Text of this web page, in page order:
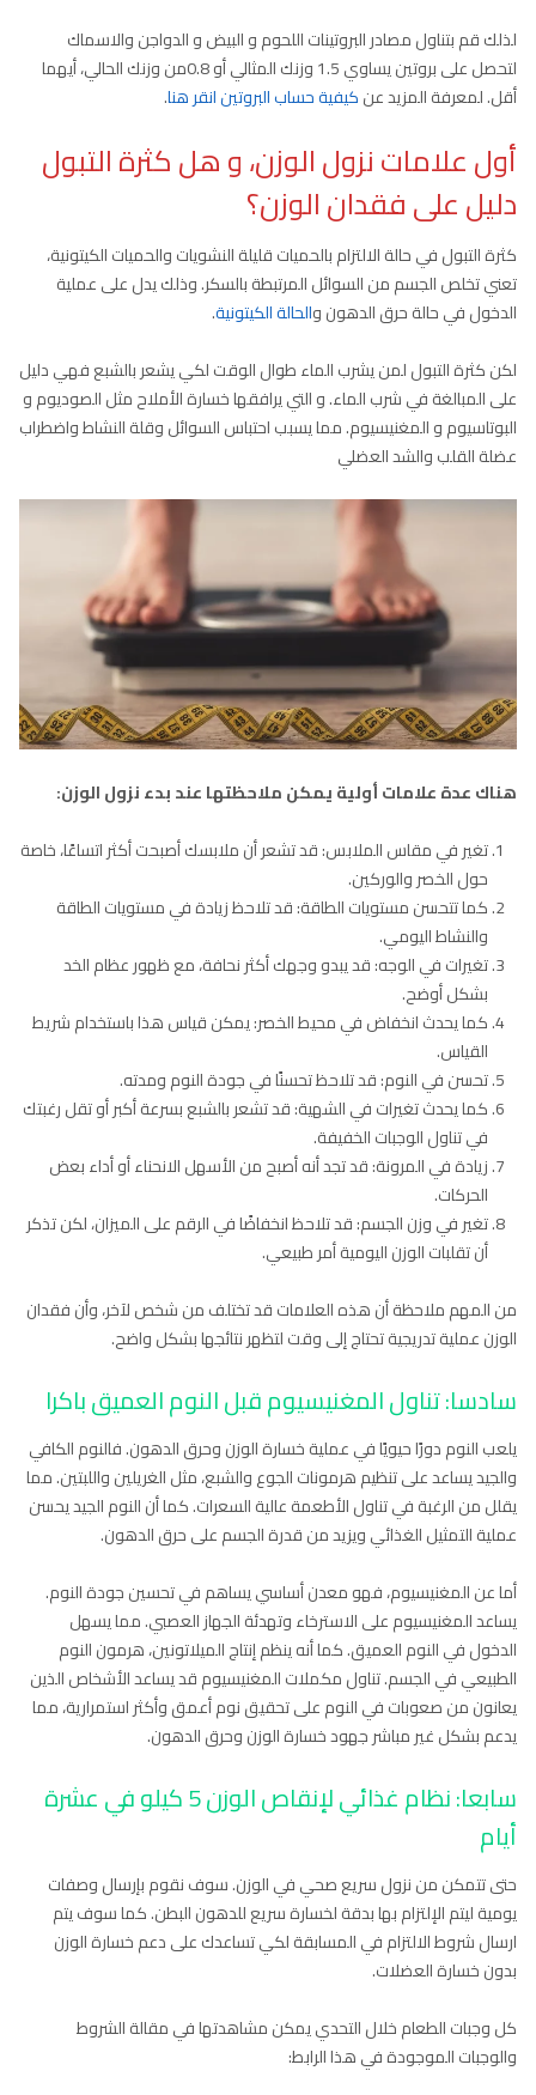
لذلك قم بتناول مصادر البروتينات اللحوم و البيض و الدواجن والاسماك
لتحصل على بروتين يساوي 1.5 وزنك المثالي أو 0.8من وزنك الحالي، أيهما
أقل. لمعرفة المزيد عنكيفية حساب البروتين انقر هنا.
أول علامات نزول الوزن، و هل كثرة التبول
دليل على فقدان الوزن؟
كثرة التبول في حالة الالتزام بالحميات قليلة النشويات والحميات الكيتونية،
تعني تخلص الجسم من السوائل المرتبطة بالسكر. وذلك يدل على عملية
الدخول في حالة حرق الدهون والحالة الكيتونية.
لكن كثرة التبول لمن يشرب الماء طوال الوقت لكي يشعر بالشبع فهي دليل
على المبالغة في شرب الماء. و التي يرافقها خسارة الأملاح مثل الصوديوم و
البوتاسيوم و المغنيسيوم. مما يسبب احتباس السوائل وقلة النشاط واضطراب
عضلة القلب والشد العضلي
هناك عدة علامات أولية يمكن ملاحظتها عند بدء نزول الوزن:
تغير في مقاس الملابس: قد تشعر أن ملابسك أصبحت أكثر اتساعًا، خاصة
حول الخصر والوركين.
كما تتحسن مستويات الطاقة: قد تلاحظ زيادة في مستويات الطاقة
والنشاط اليومي.
تغيرات في الوجه: قد يبدو وجهك أكثر نحافة، مع ظهور عظام الخد
بشكل أوضح.
كما يحدث انخفاض في محيط الخصر: يمكن قياس هذا باستخدام شريط
القياس.
تحسن في النوم: قد تلاحظ تحسنًا في جودة النوم ومدته.
كما يحدث تغيرات في الشهية: قد تشعر بالشبع بسرعة أكبر أو تقل رغبتك
في تناول الوجبات الخفيفة.
زيادة في المرونة: قد تجد أنه أصبح من الأسهل الانحناء أو أداء بعض
الحركات.
تغير في وزن الجسم: قد تلاحظ انخفاضًا في الرقم على الميزان، لكن تذكر
أن تقلبات الوزن اليومية أمر طبيعي.
من المهم ملاحظة أن هذه العلامات قد تختلف من شخص لآخر، وأن فقدان
الوزن عملية تدريجية تحتاج إلى وقت لتظهر نتائجها بشكل واضح.
سادسا: تناول المغنيسيوم قبل النوم العميق باكرا
يلعب النوم دورًا حيويًا في عملية خسارة الوزن وحرق الدهون. فالنوم الكافي
والجيد يساعد على تنظيم هرمونات الجوع والشبع، مثل الغريلين واللبتين. مما
يقلل من الرغبة في تناول الأطعمة عالية السعرات. كما أن النوم الجيد يحسن
عملية التمثيل الغذائي ويزيد من قدرة الجسم على حرق الدهون.
أما عن المغنيسيوم، فهو معدن أساسي يساهم في تحسين جودة النوم.
يساعد المغنيسيوم على الاسترخاء وتهدئة الجهاز العصبي. مما يسهل
الدخول في النوم العميق. كما أنه ينظم إنتاج الميلاتونين، هرمون النوم
الطبيعي في الجسم. تناول مكملات المغنيسيوم قد يساعد الأشخاص الذين
يعانون من صعوبات في النوم على تحقيق نوم أعمق وأكثر استمرارية، مما
يدعم بشكل غير مباشر جهود خسارة الوزن وحرق الدهون.
سابعا: نظام غذائي لإنقاص الوزن 5 كيلو في عشرة
أيام
حتى تتمكن من نزول سريع صحي في الوزن. سوف نقوم بإرسال وصفات
يومية ليتم الإلتزام بها بدقة لخسارة سريع للدهون البطن. كما سوف يتم
ارسال شروط الالتزام في المسابقة لكي تساعدك على دعم خسارة الوزن
بدون خسارة العضلات.
كل وجبات الطعام خلال التحدي يمكن مشاهدتها في مقالة الشروط
والوجبات الموجودة في هذا الرابط: